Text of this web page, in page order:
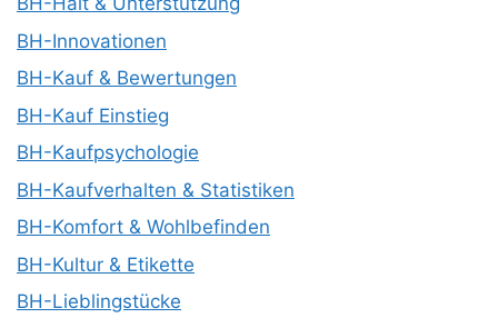
BH-Innovationen
BH-Kauf & Bewertungen
BH-Kauf Einstieg
BH-Kaufpsychologie
BH-Kaufverhalten & Statistiken
BH-Komfort & Wohlbefinden
BH-Kultur & Etikette
BH-Lieblingstücke